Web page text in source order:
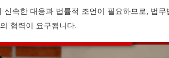
신속한 대응과 법률적 조언이 필요하므로, 법무
협력이 요구됩니다.